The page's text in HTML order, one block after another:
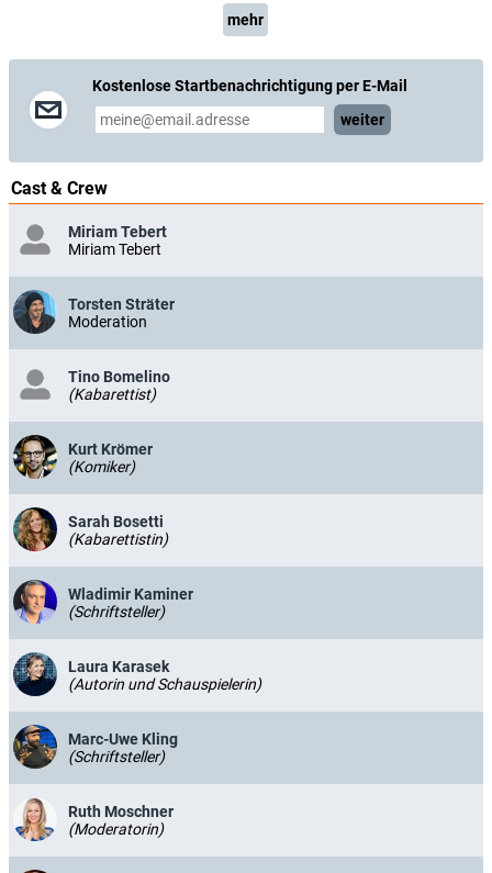
mehr
Kostenlose Startbenachrichtigung per E-Mail
weiter
Cast & Crew
Miriam Tebert
Miriam Tebert
Torsten Sträter
Moderation
Tino Bomelino
(Kabarettist)
Kurt Krömer
(Komiker)
Sarah Bosetti
(Kabarettistin)
Wladimir Kaminer
(Schriftsteller)
Laura Karasek
(Autorin und Schauspielerin)
Marc-Uwe Kling
(Schriftsteller)
Ruth Moschner
(Moderatorin)